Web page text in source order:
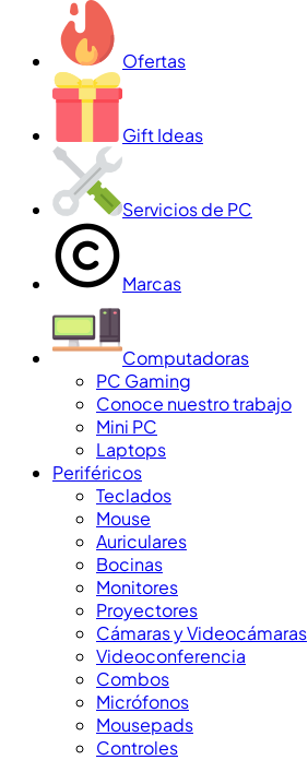
Ofertas
Gift Ideas
Servicios de PC
Marcas
Computadoras
PC Gaming
Conoce nuestro trabajo
Mini PC
Laptops
Periféricos
Teclados
Mouse
Auriculares
Bocinas
Monitores
Proyectores
Cámaras y Videocámaras
Videoconferencia
Combos
Micrófonos
Mousepads
Controles